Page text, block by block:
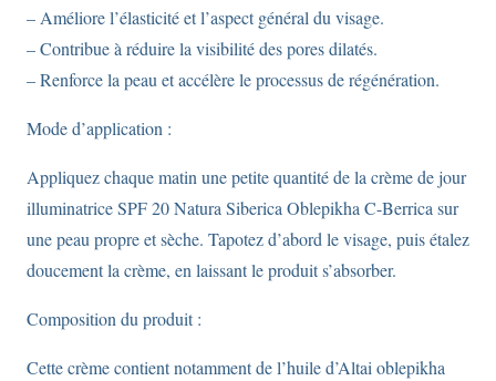
– Améliore l’élasticité et l’aspect général du visage.
– Contribue à réduire la visibilité des pores dilatés.
– Renforce la peau et accélère le processus de régénération.
Mode d’application :
Appliquez chaque matin une petite quantité de la crème de jour
illuminatrice SPF 20 Natura Siberica Oblepikha C-Berrica sur
une peau propre et sèche. Tapotez d’abord le visage, puis étalez
doucement la crème, en laissant le produit s’absorber.
Composition du produit :
Cette crème contient notamment de l’huile d’Altai oblepikha